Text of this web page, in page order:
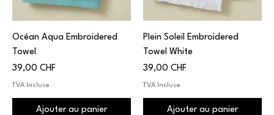
Océan Aqua Embroidered
Towel
Prix
39,00 CHF
TVA Incluse
Ajouter au panier
Plein Soleil Embroidered
Towel White
Prix
39,00 CHF
TVA Incluse
Ajouter au panier